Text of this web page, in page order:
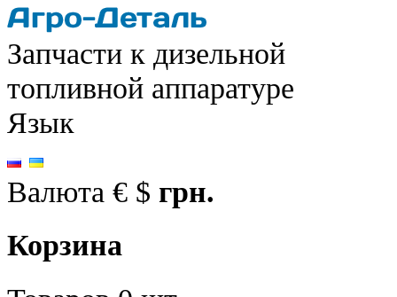
Запчасти к дизельной
топливной аппаратуре
Язык
Валюта € $ грн.
Корзина